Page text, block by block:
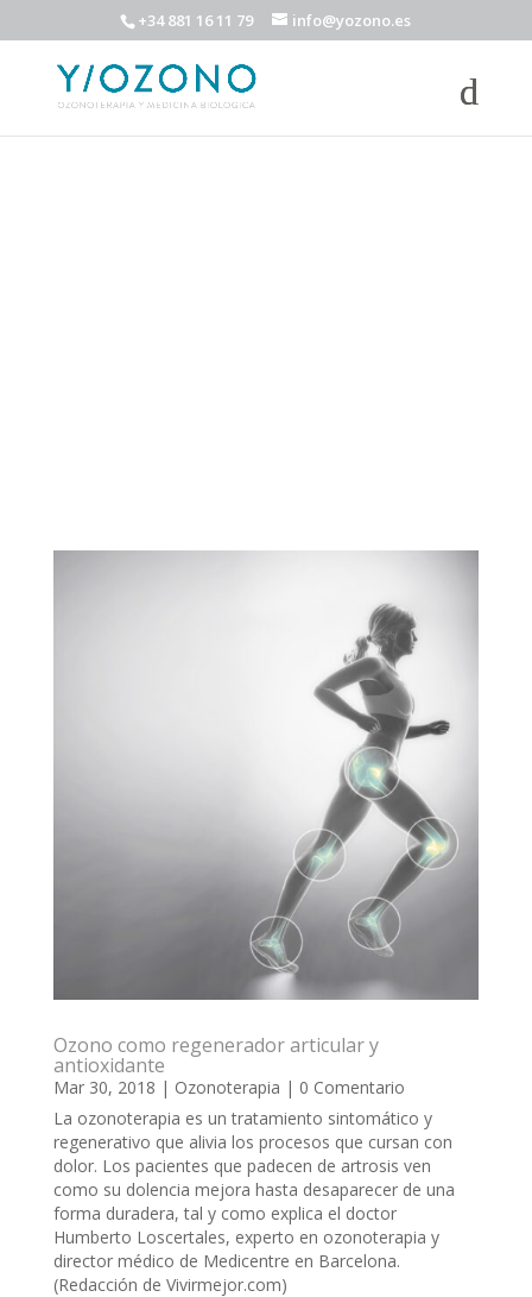
+34 881 16 11 79 info@yozono.es
Ozono como regenerador articular y
antioxidante
Mar 30, 2018 | Ozonoterapia | 0 Comentario
La ozonoterapia es un tratamiento sintomático y
regenerativo que alivia los procesos que cursan con
dolor. Los pacientes que padecen de artrosis ven
como su dolencia mejora hasta desaparecer de una
forma duradera, tal y como explica el doctor
Humberto Loscertales, experto en ozonoterapia y
director médico de Medicentre en Barcelona.
(Redacción de Vivirmejor.com)